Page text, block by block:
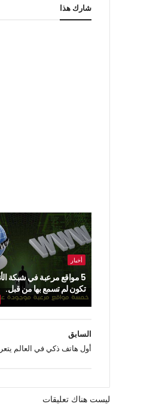
شارك هذا
أخبار
5 مواقع مرعبة في شبكة
تكون لم تسمع بها من قبل.
السابق
أول هاتف ذكي في العالم
ليست هناك تعليقات